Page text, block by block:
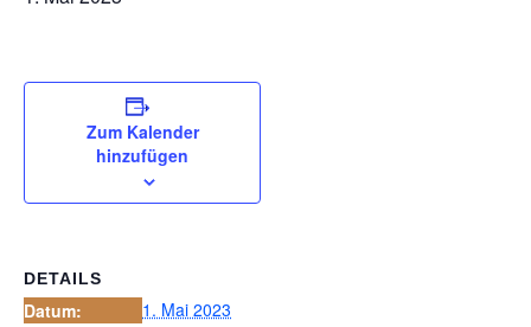
Zum Kalender
hinzufügen
DETAILS
Datum: 1. Mai 2023